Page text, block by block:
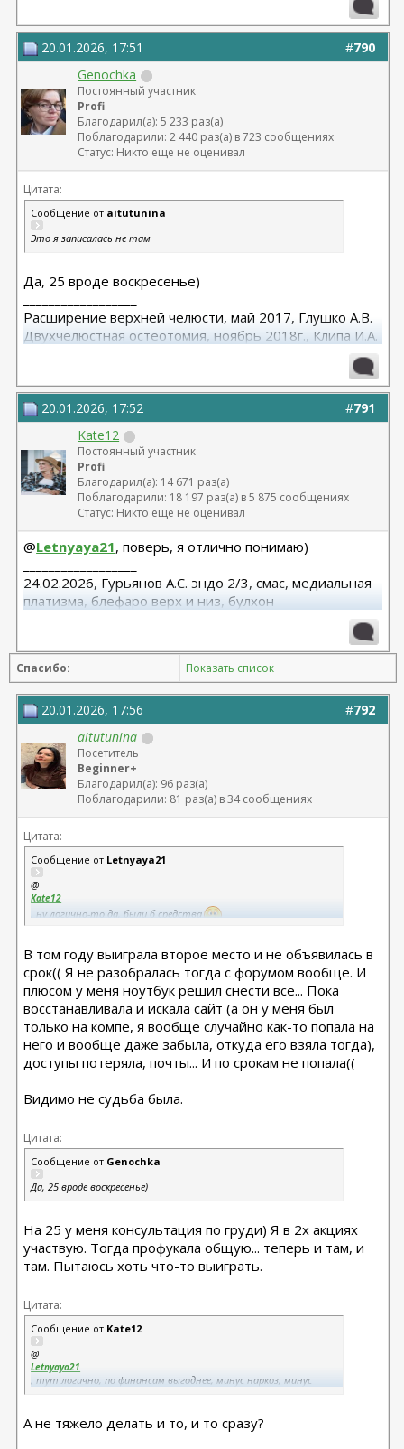
#790
20.01.2026, 17:51
Genochka
Постоянный участник
Profi
Благодарил(а): 5 233 раз(а)
Поблагодарили: 2 440 раз(а) в 723 сообщениях
Статус: Никто еще не оценивал
Цитата:
Сообщение от aitutunina
Это я записалась не там
Да, 25 вроде воскресенье)
Расширение верхней челюсти, май 2017, Глушко А.В.
Двухчелюстная остеотомия, ноябрь 2018г., Клипа И.А.
Маммопластика (подтяжка без имплантов с редукцией
#791
20.01.2026, 17:52
Kate12
Постоянный участник
Profi
Благодарил(а): 14 671 раз(а)
Поблагодарили: 18 197 раз(а) в 5 875 сообщениях
Статус: Никто еще не оценивал
@Letnyaya21, поверь, я отлично понимаю)
24.02.2026, Гурьянов А.С. эндо 2/3, смас, медиальная
платизма, блефаро верх и низ, булхон
08.2015, allergan 240, 255. Аврамович А.Г., Клиника СЛ
(молодости и красоты)
Спасибо: Показать список
#792
20.01.2026, 17:56
aitutunina
Посетитель
Beginner+
Благодарил(а): 96 раз(а)
Поблагодарили: 81 раз(а) в 34 сообщениях
Цитата:
Сообщение от Letnyaya21
@
Kate12
, ну логично-то да, были б средства
, как профукала?
В том году выиграла второе место и не объявилась в
срок(( Я не разобралась тогда с форумом вообще. И
плюсом у меня ноутбук решил снести все... Пока
восстанавливала и искала сайт (а он у меня был
только на компе, я вообще случайно как-то попала на
него и вообще даже забыла, откуда его взяла тогда),
доступы потеряла, почты... И по срокам не попала((
Видимо не судьба была.
Цитата:
Сообщение от Genochka
Да, 25 вроде воскресенье)
На 25 у меня консультация по груди) Я в 2х акциях
участвую. Тогда профукала общую... теперь и там, и
там. Пытаюсь хоть что-то выиграть.
Цитата:
Сообщение от Kate12
@
Letnyaya21
, тут логично, по финансам выгоднее, минус наркоз, минус
А не тяжело делать и то, и то сразу?